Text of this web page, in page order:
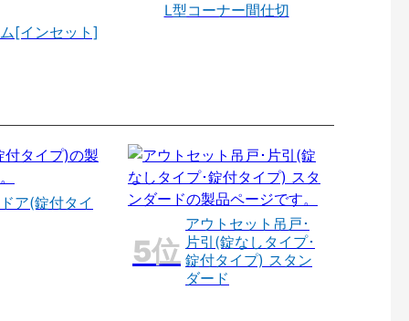
[インセット]
L型コーナー間仕切
ア(錠付タイ
アウトセット吊戸･
片引(錠なしタイプ･
錠付タイプ) スタン
ダード